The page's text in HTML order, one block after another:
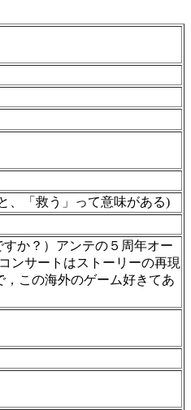
、「救う」って意味がある)
か？）アンテの５周年オー
ンサートはストーリーの再現
，この海外のゲーム好きてあ